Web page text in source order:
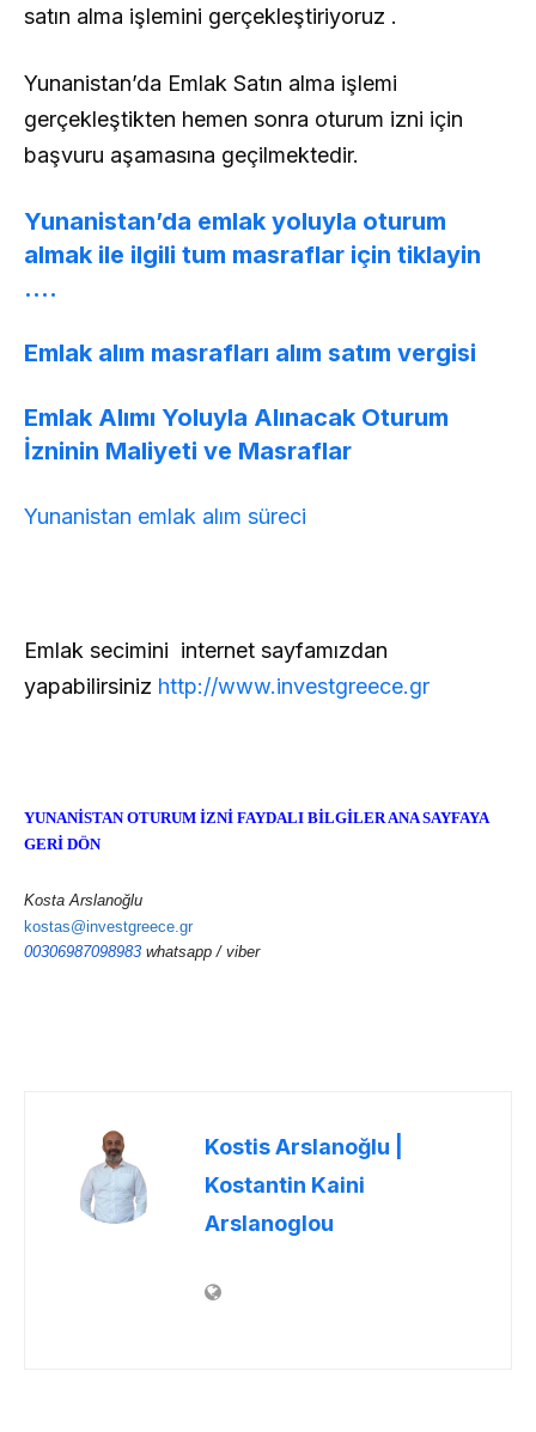
satın alma işlemini gerçekleştiriyoruz .
Yunanistan’da Emlak Satın alma işlemi
gerçekleştikten hemen sonra oturum izni için
başvuru aşamasına geçilmektedir.
Yunanistan’da emlak yoluyla oturum
almak ile ilgili tum masraflar için tiklayin
….
Emlak alım masrafları alım satım vergisi
Emlak Alımı Yoluyla Alınacak Oturum
İzninin Maliyeti ve Masraflar
Yunanistan emlak alım süreci
Emlak secimini internet sayfamızdan
yapabilirsiniz http://www.investgreece.gr
YUNANİSTAN OTURUM İZNİ FAYDALI BİLGİLER ANA SAYFAYA
GERİ DÖN
Kosta Arslanoğlu
kostas@investgreece.gr
00306987098983 whatsapp / viber
Kostis Arslanoğlu |
Kostantin Kaini
Arslanoglou